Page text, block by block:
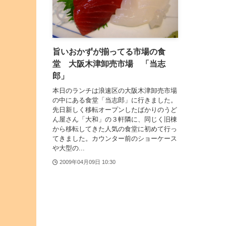
旨いおかずが揃ってる市場の食
堂 大阪木津卸売市場 「当志
郎」
本日のランチは浪速区の大阪木津卸売市場
の中にある食堂「当志郎」に行きました。
先日新しく移転オープンしたばかりのうど
ん屋さん「大和」の３軒隣に、同じく旧棟
から移転してきた人気の食堂に初めて行っ
てきました。カウンター前のショーケース
や大型の...
2009年04月09日 10:30